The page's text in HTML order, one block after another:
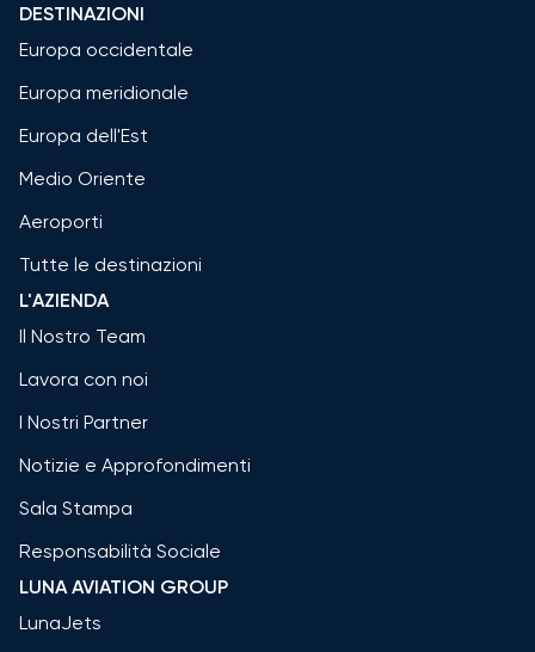
DESTINAZIONI
Europa occidentale
Europa meridionale
Europa dell'Est
Medio Oriente
Aeroporti
Tutte le destinazioni
L'AZIENDA
Il Nostro Team
Lavora con noi
I Nostri Partner
Notizie e Approfondimenti
Sala Stampa
Responsabilità Sociale
LUNA AVIATION GROUP
LunaJets